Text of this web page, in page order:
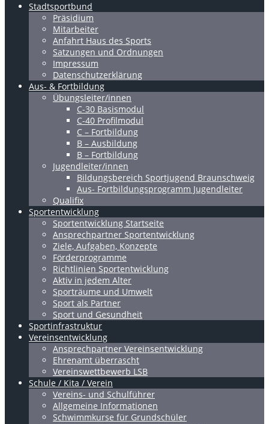
Stadtsportbund
Präsidium
Mitarbeiter
Anfahrt Haus des Sports
Satzungen und Ordnungen
Impressum
Datenschutzerklärung
Aus- & Fortbildung
Übungsleiter/innen
C-30 Basismodul
C-40 Profilmodul
C – Fortbildung
B – Ausbildung
B – Fortbildung
Jugendleiter/innen
Bildungsbereich Sportjugend Braunschweig
Aus- Fortbildungsprogramm Jugendleiter
Qualifix
Sportentwicklung
Sportentwicklung Startseite
Ansprechpartner Sportentwicklung
Ziele, Aufgaben, Konzepte
Förderprogramme
Richtlinien Sportentwicklung
Aktiv in jedem Alter
Sporträume und Umwelt
Sport als Partner
Sport und Gesundheit
Sportinfrastruktur
Vereinsentwicklung
Ansprechpartner Vereinsentwicklung
Ehrenamt überrascht
Vereinswettbewerb LSB
Schule / Kita / Verein
Vereins- und Schulführer
Allgemeine Informationen
Schwimmkurse für Grundschüler